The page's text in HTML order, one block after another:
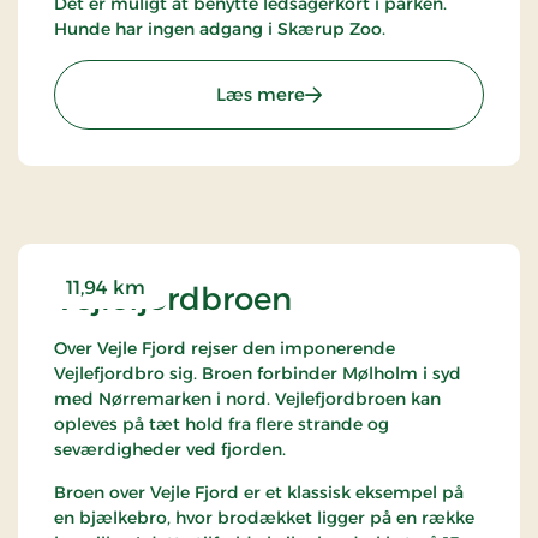
Hunde har ingen adgang i Skærup Zoo.
Læs mere: Skærup Zoo
Vejlefjordbroen
11,94 km
Over Vejle Fjord rejser den imponerende
Vejlefjordbro sig. Broen forbinder Mølholm i syd
med Nørremarken i nord. Vejlefjordbroen kan
opleves på tæt hold fra flere strande og
seværdigheder ved fjorden.
Broen over Vejle Fjord er et klassisk eksempel på
en bjælkebro, hvor brodækket ligger på en række